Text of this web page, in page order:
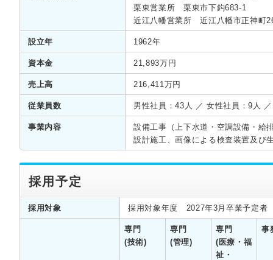
栗東営業所 栗東市下鈎683-1
近江八幡営業所 近江八幡市正神町
設立年 1962年
資本金 21,893万円
売上高 216,411万円
従業員数 男性社員：43人 ／ 女性社員：9人
事業内容
設備工事（上下水道・空調設備・給
設計施工、画像による検査装置及び
採用予定
採用対象 採用対象年度 2027年3月卒業予定者
専門
(技術)
専門
(管理)
専門
(医療・福
祉・
事